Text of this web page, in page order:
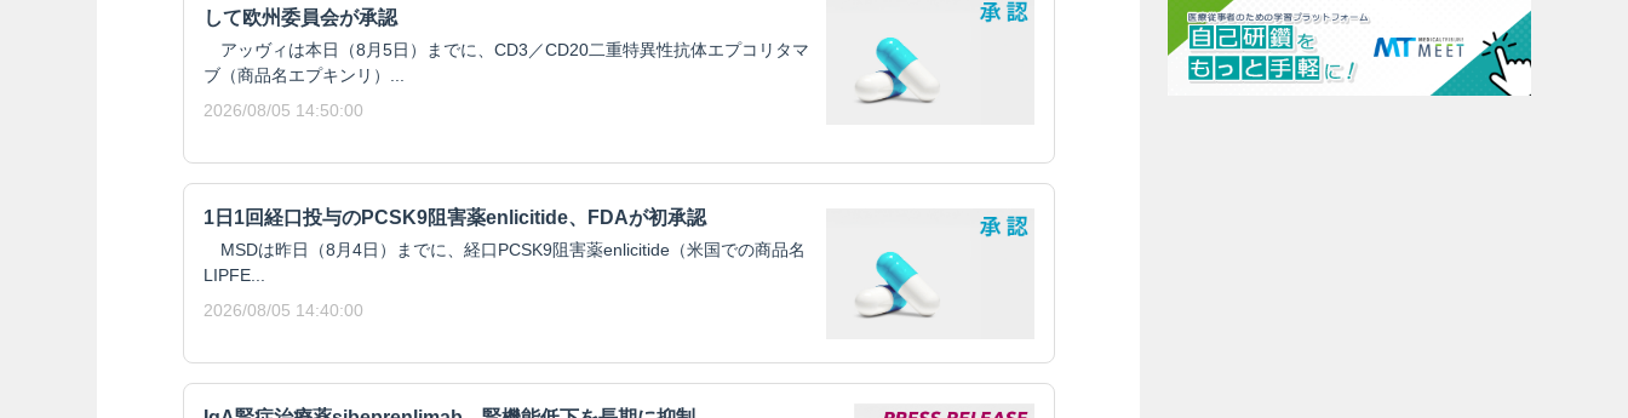
して欧州委員会が承認
アッヴィは本日（8月5日）までに、CD3／CD20二重特異性抗体エプコリタマ
ブ（商品名エプキンリ）...
2026/08/05 14:50:00
1日1回経口投与のPCSK9阻害薬enlicitide、FDAが初承認
MSDは昨日（8月4日）までに、経口PCSK9阻害薬enlicitide（米国での商品名
LIPFE...
2026/08/05 14:40:00